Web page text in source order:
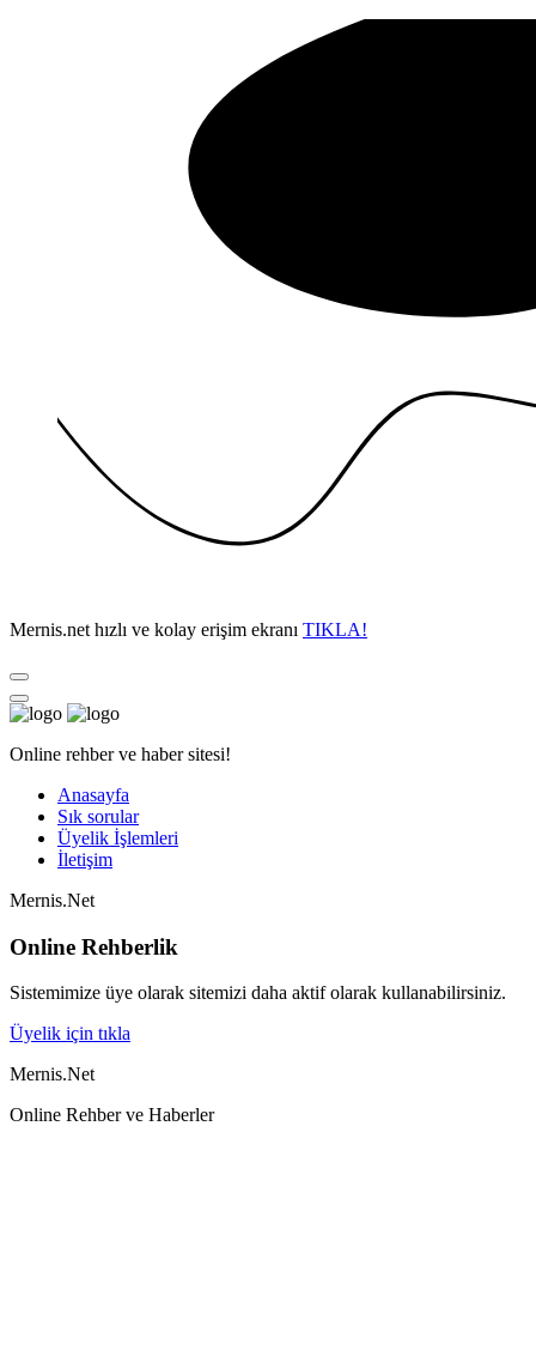
Mernis.net hızlı ve kolay erişim ekranı TIKLA!
Online rehber ve haber sitesi!
Anasayfa
Sık sorular
Üyelik İşlemleri
İletişim
Mernis.Net
Online Rehberlik
Sistemimize üye olarak sitemizi daha aktif olarak kullanabilirsiniz.
Üyelik için tıkla
Mernis.Net
Online Rehber ve Haberler